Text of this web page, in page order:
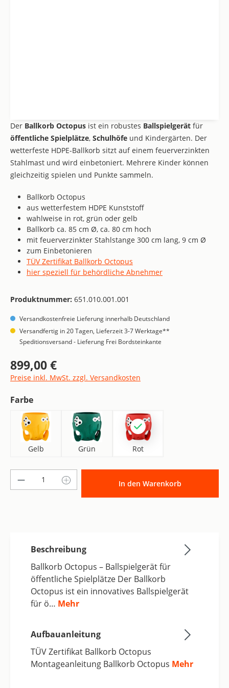
Der Ballkorb Octopus ist ein robustes Ballspielgerät für
öffentliche Spielplätze, Schulhöfe und Kindergärten. Der
wetterfeste HDPE-Ballkorb sitzt auf einem feuerverzinkten
Stahlmast und wird einbetoniert. Mehrere Kinder können
gleichzeitig spielen und Punkte sammeln.
Ballkorb Octopus
aus wetterfestem HDPE Kunststoff
wahlweise in rot, grün oder gelb
Ballkorb ca. 85 cm Ø, ca. 80 cm hoch
mit feuerverzinkter Stahlstange 300 cm lang, 9 cm Ø
zum Einbetonieren
TÜV Zertifikat Ballkorb Octopus
hier speziell für behördliche Abnehmer
Produktnummer: 651.010.001.001
Versandkostenfreie Lieferung innerhalb Deutschland
Versandfertig in 20 Tagen, Lieferzeit 3-7 Werktage**
Speditionsversand - Lieferung Frei Bordsteinkante
Regulärer Preis:
899,00 €
Preise inkl. MwSt. zzgl. Versandkosten
Farbeauswählen
Gelb
Gelb
Grün
Grün
Rot
Rot
Produkt Anzahl: Gib den gewünschten
In den Warenkorb
Beschreibung
Ballkorb Octopus – Ballspielgerät für
öffentliche Spielplätze Der Ballkorb
Octopus ist ein innovatives Ballspielgerät
für ö… Mehr
Aufbauanleitung
TÜV Zertifikat Ballkorb Octopus
Montageanleitung Ballkorb Octopus Mehr